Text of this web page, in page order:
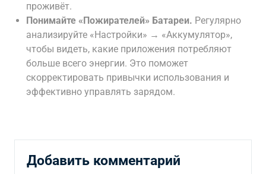
проживёт.
Понимайте «Пожирателей» Батареи. Регулярно
анализируйте «Настройки» → «Аккумулятор»,
чтобы видеть, какие приложения потребляют
больше всего энергии. Это поможет
скорректировать привычки использования и
эффективно управлять зарядом.
Добавить комментарий